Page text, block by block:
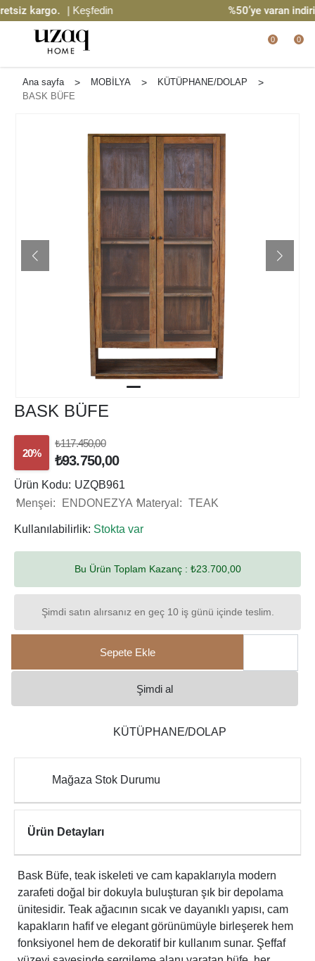
kargo. | Keşfedin %50’ye varan indirim
0 0
Ana sayfa > MOBİLYA > KÜTÜPHANE/DOLAP >
BASK BÜFE
BASK BÜFE
20%
₺117.450,00
₺93.750,00
Ürün Kodu: UZQB961
Menşei:
ENDONEZYA Materyal: TEAK
Kullanılabilirlik: Stokta var
Bu Ürün Toplam Kazanç : ₺23.700,00
Şimdi satın alırsanız en geç 10 iş günü içinde teslim.
Sepete Ekle
Şimdi al
KÜTÜPHANE/DOLAP
Mağaza Stok Durumu
Ürün Detayları
Bask Büfe, teak iskeleti ve cam kapaklarıyla modern
zarafeti doğal bir dokuyla buluşturan şık bir depolama
ünitesidir. Teak ağacının sıcak ve dayanıklı yapısı, cam
kapakların hafif ve elegant görünümüyle birleşerek hem
fonksiyonel hem de dekoratif bir kullanım sunar. Şeffaf